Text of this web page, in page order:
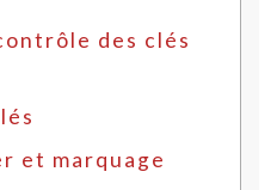
des clés
et marquage